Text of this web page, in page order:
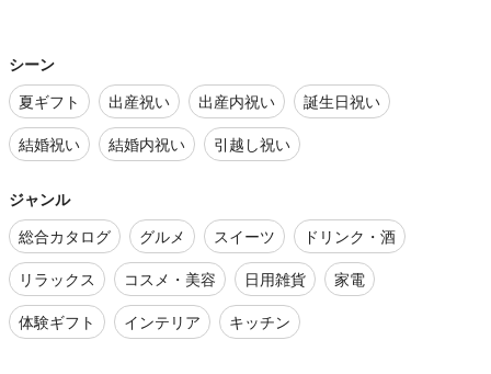
シーン
夏ギフト
出産祝い 出産内祝い
誕生日祝い
結婚祝い
結婚内祝い 引越し祝い
ジャンル
総合カタログ
グルメ スイーツ
ドリンク・酒
リラックス
コスメ・美容 日用雑貨
家電
体験ギフト
インテリア キッチン